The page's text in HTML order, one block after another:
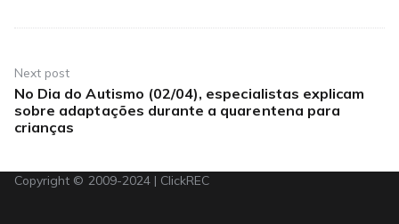
Next post
Next
post:
No Dia do Autismo (02/04), especialistas explicam
sobre adaptações durante a quarentena para
crianças
Copyright © 2009-2024 | ClickREC